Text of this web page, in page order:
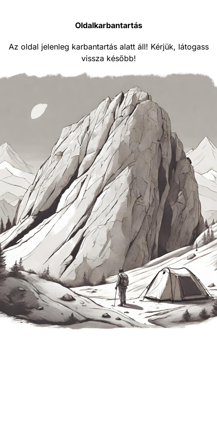
Oldalkarbantartás
Az oldal jelenleg karbantartás alatt áll! Kérjük, látogass
vissza később!